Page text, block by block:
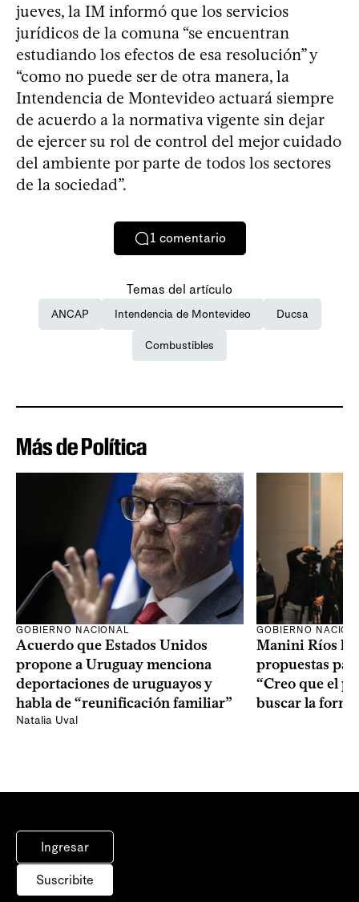
jueves, la IM informó que los servicios
jurídicos de la comuna “se encuentran
estudiando los efectos de esa resolución” y
“como no puede ser de otra manera, la
Intendencia de Montevideo actuará siempre
de acuerdo a la normativa vigente sin dejar
de ejercer su rol de control del mejor cuidado
del ambiente por parte de todos los sectores
de la sociedad”.
1 comentario
Temas del artículo
ANCAP Intendencia de Montevideo Ducsa
Combustibles
Más de Política
GOBIERNO NACIONAL
Acuerdo que Estados Unidos
propone a Uruguay menciona
deportaciones de uruguayos y
habla de “reunificación familiar”
Natalia Uval
GOBIERNO
Manini Ríos le
propuestas
“Creo que el
buscar la
Ingresar
Suscribite